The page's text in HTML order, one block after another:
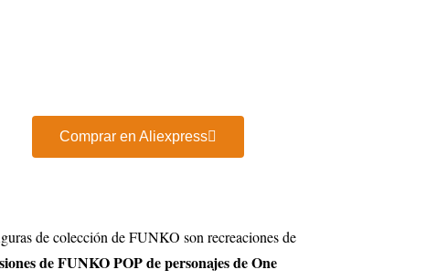
Comprar en Aliexpress
de colección de FUNKO son recreaciones de
de FUNKO POP de personajes de One